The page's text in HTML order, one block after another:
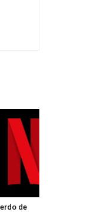
de